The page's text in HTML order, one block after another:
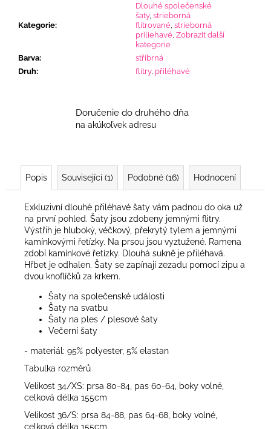
Kategorie:
Dlouhé společenské
šaty, strieborná
flitrované strieborná
priliehavé Zobrazit další
kategorie
Barva:
stříbrná
Druh: flitry, přiléhavé
Doručenie do druhého dňa
na akúkoľvek adresu
Popis Související (1) Podobné (16) Hodnocení
Exkluzivní dlouhé přiléhavé šaty vám padnou do oka už
na první pohled. Šaty jsou zdobeny jemnými flitry.
Výstřih je hluboký, véčkový, překrytý tylem a jemnými
kamínkovými řetízky. Na prsou jsou vyztužené. Ramena
zdobí kamínkové řetízky. Dlouhá sukně je přiléhavá.
Hřbet je odhalen. Šaty se zapínají zezadu pomocí zipu a
dvou knoflíčků za krkem.
Šaty na společenské události
Šaty na svatbu
Šaty na ples / plesové šaty
Večerní šaty
- materiál: 95% polyester, 5% elastan
Tabulka rozměrů
Velikost 34/XS: prsa 80-84, pas 60-64, boky volné,
celková délka 155cm
Velikost 36/S: prsa 84-88, pas 64-68, boky volné,
celková délka 155cm